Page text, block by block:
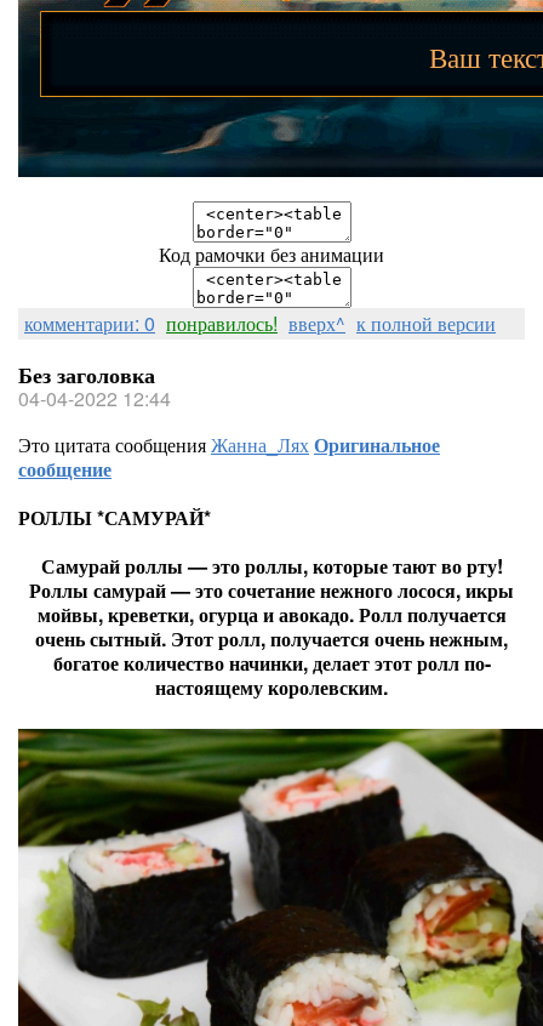
Ваш
Код рамочки без анимации
комментарии: 0 понравилось! вверх^ к полной версии
Без заголовка
04-04-2022 12:44
Это цитата сообщенияЖанна_ЛяхОригинальное
сообщение
РОЛЛЫ *САМУРАЙ*
Самурай роллы — это роллы, которые тают во рту!
Роллы самурай — это сочетание нежного лосося, икры
мойвы, креветки, огурца и авокадо. Ролл получается
очень сытный. Этот ролл, получается очень нежным,
богатое количество начинки, делает этот ролл по-
настоящему королевским.